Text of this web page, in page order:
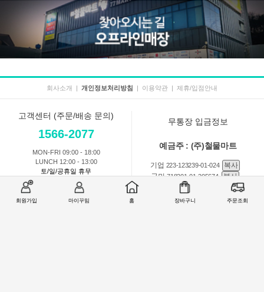
회원가입 마이꾸밈 홈 장바구니 주문조회
회사소개 | 개인정보처리방침 | 이용약관 | 제휴/입점안내
고객센터 (주문/배송 문의)
1566-2077
MON-FRI 09:00 - 18:00
LUNCH 12:00 - 13:00
토/일/공휴일 휴무
무통장 입금정보
예금주 : (주)철물마트
기업 223-123239-01-024
복사
국민718201-01-205674
복사
301-0168-3882-11 복사